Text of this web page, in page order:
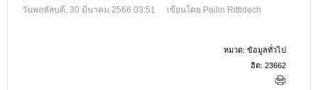
วันพฤหัสบดี, 30 มีนาคม 2566 03:51 เขียนโดย Pailin Rittidech
หมวด: ข้อมูลทั่วไป
ฮิต: 23662